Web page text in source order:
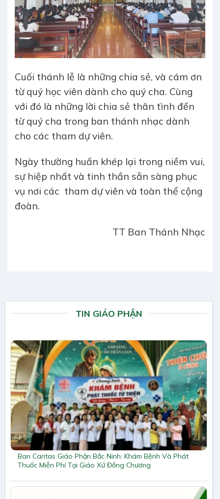
Cuối thánh lễ là những chia sẻ, và cám ơn
từ quý học viên dành cho quý cha. Cùng
với đó là những lời chia sẻ thân tình đến
từ quý cha trong ban thánh nhạc dành
cho các tham dự viên.
Ngày thường huấn khép lại trong niềm vui,
sự hiệp nhất và tinh thần sẵn sàng phục
vụ nơi các tham dự viên và toàn thể cộng
đoàn.
TT Ban Thánh Nhạc
TIN GIÁO PHẬN
Ban Caritas Giáo Phận Bắc Ninh: Khám Bệnh Và Phát
Thuốc Miễn Phí Tại Giáo Xứ Đồng Chương